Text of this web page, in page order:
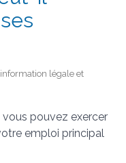
légale et
pouvez exercer
emploi principal